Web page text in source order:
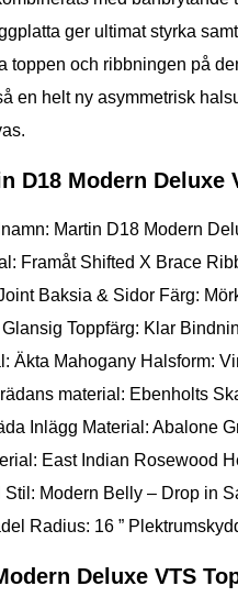
ger ultimat styrka
toppen och ribbningen på
en helt ny asymmetrisk
D18 Modern Deluxe
Martin D18 Modern
Framåt Shifted X Brace
Baksia & Sidor Färg:
Toppfärg: Klar
Äkta Mahogany Halsform:
material: Ebenholts
Inlägg Material: Abalone
East Indian Rosewood
Modern Belly – Drop in
Radius: 16 ”
Deluxe VTS